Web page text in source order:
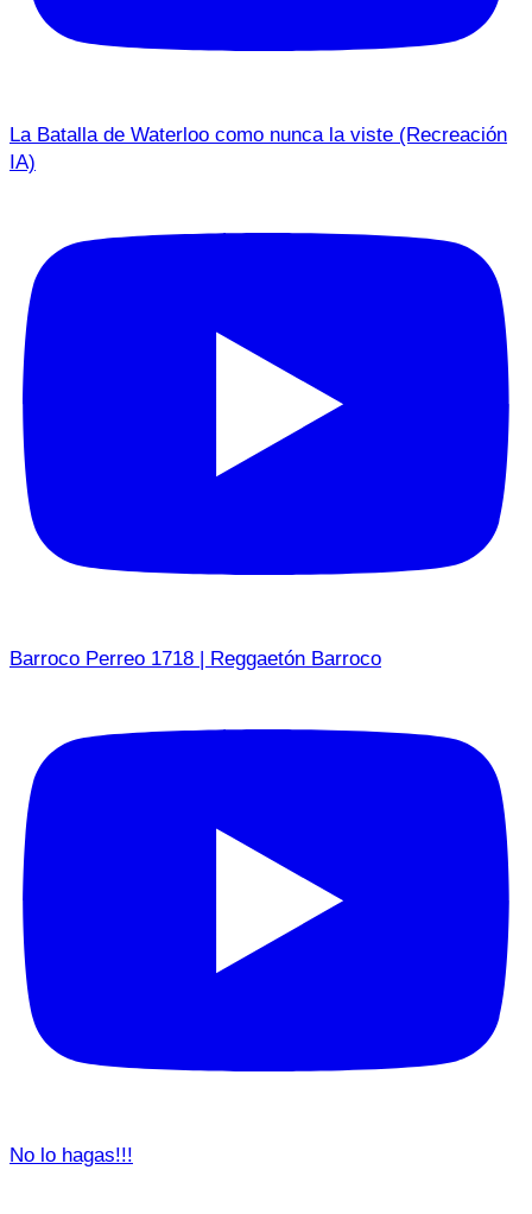
La Batalla de Waterloo como nunca la viste (Recreación
IA)
Barroco Perreo 1718 | Reggaetón Barroco
No lo hagas!!!